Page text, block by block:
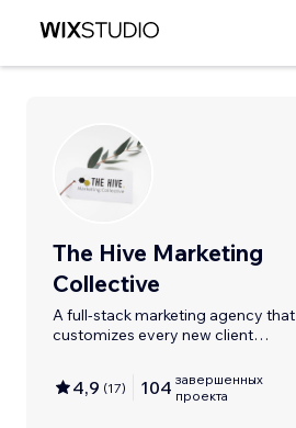
The Hive Marketing
Collective
A full-stack marketing agency that
customizes every new client
4,9 (17) 104 завершенных
проекта